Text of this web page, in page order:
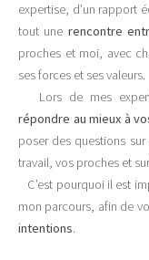
expertise, d’un rapport
tout une rencontre
proches et moi, avec
ses forces et ses valeurs.
Lors de mes
répondre au mieux à
poser des questions
travail, vos proches et
C’est pourquoi il est
mon parcours, afin de
intentions.